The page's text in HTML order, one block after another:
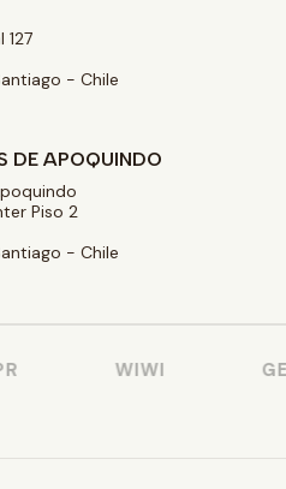
- Chile
DE APOQUINDO
Piso 2
- Chile
WIWI